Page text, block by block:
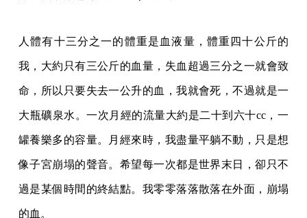
人體有十三分之一的體重是血液量，體重四十公斤的
我，大約只有三公斤的血量，失血超過三分之一就會致
命，所以只要失去一公升的血，我就會死，不過就是一
大瓶礦泉水。一次月經的流量大約是二十到六十cc，一
罐養樂多的容量。月經來時，我盡量平躺不動，只是想
像子宮崩塌的聲音。希望每一次都是世界末日，卻只不
過是某個時間的終結點。我零零落落散落在外面，崩塌
的血。